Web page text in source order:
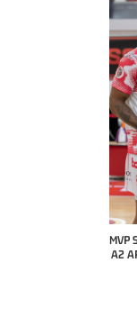
"FRATELLI BERETTA"
- STACY DAVIS (SELLA